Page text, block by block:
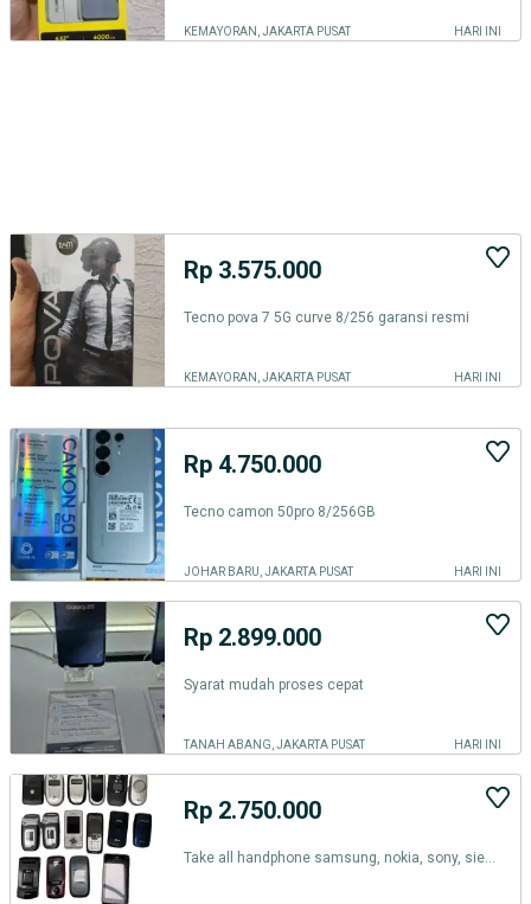
KEMAYORAN, JAKARTA PUSAT HARI INI
Rp 3.575.000
Tecno pova 7 5G curve 8/256 garansi resmi
KEMAYORAN, JAKARTA PUSAT HARI INI
Rp 4.750.000
Tecno camon 50pro 8/256GB
JOHAR BARU, JAKARTA PUSAT HARI INI
Rp 2.899.000
Syarat mudah proses cepat
TANAH ABANG, JAKARTA PUSAT HARI INI
Rp 2.750.000